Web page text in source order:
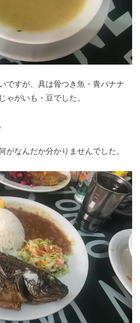
ですが、具は骨つき魚・青バナナ
ゃがいも・豆でした。
がなんだか分かりませんでした。